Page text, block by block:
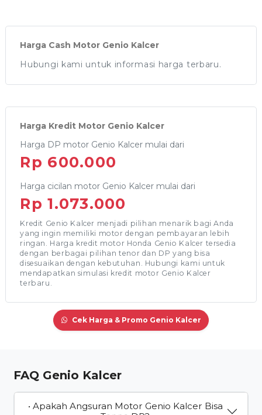
Harga Cash Motor Genio Kalcer
Hubungi kami untuk informasi harga terbaru.
Harga Kredit Motor Genio Kalcer
Harga DP motor Genio Kalcer mulai dari
Rp 600.000
Harga cicilan motor Genio Kalcer mulai dari
Rp 1.073.000
Kredit Genio Kalcer menjadi pilihan menarik bagi Anda
yang ingin memiliki motor dengan pembayaran lebih
ringan. Harga kredit motor Honda Genio Kalcer tersedia
dengan berbagai pilihan tenor dan DP yang bisa
disesuaikan dengan kebutuhan. Hubungi kami untuk
mendapatkan simulasi kredit motor Genio Kalcer
terbaru.
Cek Harga & Promo Genio Kalcer
FAQ Genio Kalcer
• Apakah Angsuran Motor Genio Kalcer Bisa